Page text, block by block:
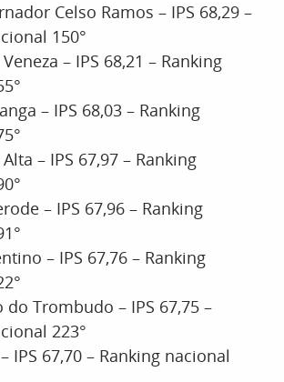
Celso Ramos – IPS 68,29 –
150°
– IPS 68,21 – Ranking
– IPS 68,03 – Ranking
– IPS 67,97 – Ranking
– IPS 67,96 – Ranking
– IPS 67,76 – Ranking
do Trombudo – IPS 67,75 –
223°
IPS 67,70 – Ranking nacional